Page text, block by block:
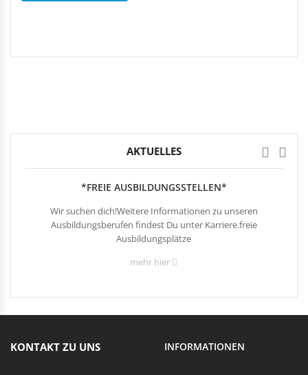
AKTUELLES
*FREIE AUSBILDUNGSSTELLEN*
Wir suchen dich!Weitere Informationen zu unseren
Ausbildungsberufen findest Du unter Karriere.freie
Ausbildungsplätze
mehr hier
KONTAKT ZU UNS INFORMATIONEN